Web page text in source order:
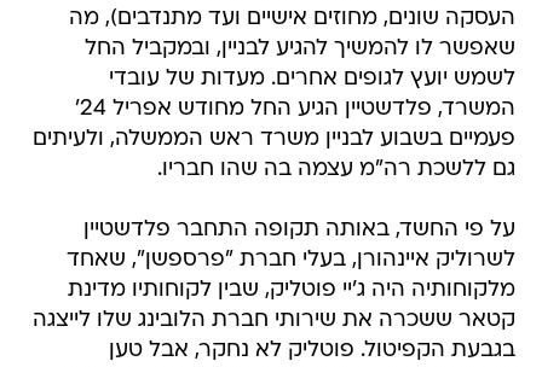
העסקה שונים, מחוזים אישיים ועד מתנדבים), מה
שאפשר לו להמשיך להגיע לבניין, ובמקביל החל
לשמש יועץ לגופים אחרים. מעדות של עובדי
המשרד, פלדשטיין הגיע החל מחודש אפריל 24'
פעמיים בשבוע לבניין משרד ראש הממשלה, ולעיתים
גם ללשכת רה"מ עצמה בה שהו חבריו.
על פי החשד, באותה תקופה התחבר פלדשטיין
לשרוליק איינהורן, בעלי חברת "פרספשן", שאחד
מלקוחותיה היה ג'יי פוטליק, שבין לקוחותיו מדינת
קטאר ששכרה את שירותי חברת הלובינג שלו לייצגה
בגבעת הקפיטול. פוטליק לא נחקר, אבל טען